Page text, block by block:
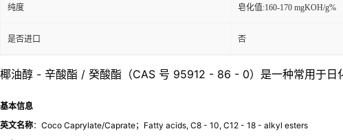
纯度 皂化值:160-170 mgKOH/g%
是否进口 否
椰油醇 - 辛酸酯 / 癸酸酯（CAS 号 95912 - 86 - 0）是一种常用于日
基本信息
英文名称：Coco Caprylate/Caprate；Fatty acids, C8 - 10, C12 - 18 - alkyl esters